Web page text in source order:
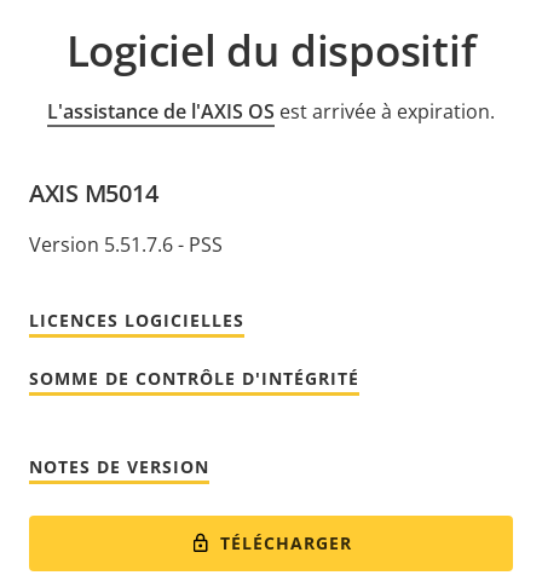
Logiciel du dispositif
L'assistance de l'AXIS OS est arrivée à expiration.
AXIS M5014
Version 5.51.7.6 - PSS
LICENCES LOGICIELLES
SOMME DE CONTRÔLE D'INTÉGRITÉ
NOTES DE VERSION
TÉLÉCHARGER